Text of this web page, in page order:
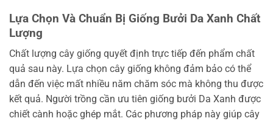
Lựa Chọn Và Chuẩn Bị Giống Bưởi Da Xanh Chất
Lượng
Chất lượng cây giống quyết định trực tiếp đến phẩm chất
quả sau này. Lựa chọn cây giống không đảm bảo có thể
dẫn đến việc mất nhiều năm chăm sóc mà không thu được
kết quả. Người trồng cần ưu tiên giống bưởi Da Xanh được
chiết cành hoặc ghép mắt. Các phương pháp này giúp cây